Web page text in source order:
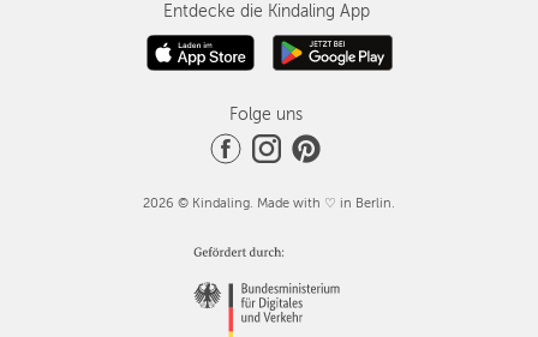
Entdecke die Kindaling App
Folge uns
2026 © Kindaling. Made with ♡ in Berlin.